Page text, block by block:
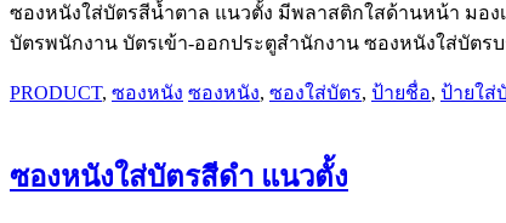
ซองหนังใส่บัตรสีน้ำตาล แนวตั้ง มีพลาสติกใสด้านหน้า มอ
บัตรพนักงาน บัตรเข้า-ออกประตูสำนักงาน ซองหนังใส่บัตรบ
PRODUCT, ซองหนัง ซองหนัง, ซองใส่บัตร, ป้ายชื่อ, ป้ายใส่
ซองหนังใส่บัตรสีดำ แนวตั้ง